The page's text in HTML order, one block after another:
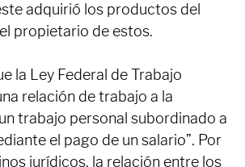
productos como mejor le
adquirió los productos del
la Ley Federal de Trabajo
relación de trabajo a la
trabajo personal subordinado a